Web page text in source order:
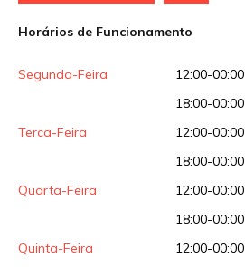
Horários de Funcionamento
Segunda-Feira
12:00-00:00
18:00-00:00
Terca-Feira
12:00-00:00
18:00-00:00
Quarta-Feira
12:00-00:00
18:00-00:00
Quinta-Feira
12:00-00:00